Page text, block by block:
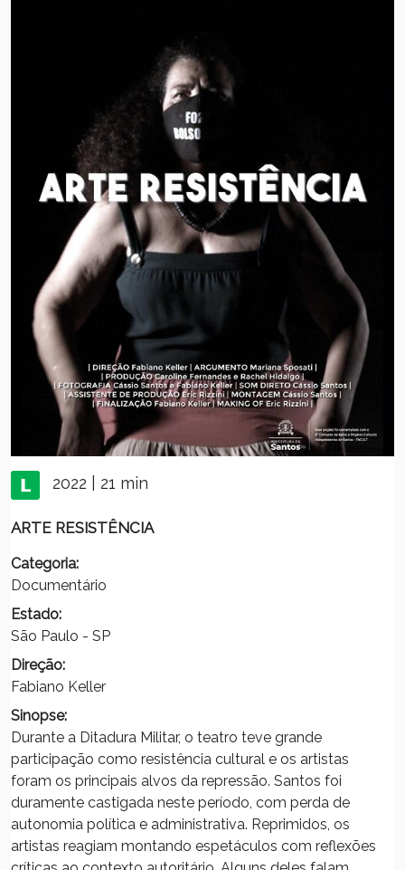
2022 | 21 min
ARTE RESISTÊNCIA
Categoria:
Documentário
Estado:
São Paulo - SP
Direção:
Fabiano Keller
Sinopse:
Durante a Ditadura Militar, o teatro teve grande
participação como resistência cultural e os artistas
foram os principais alvos da repressão. Santos foi
duramente castigada neste período, com perda de
autonomia política e administrativa. Reprimidos, os
artistas reagiam montando espetáculos com reflexões